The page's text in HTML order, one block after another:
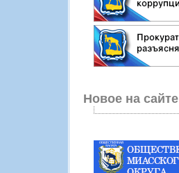
Новое на сайте